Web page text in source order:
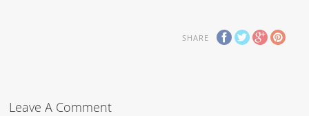
SHARE
Leave A Comment